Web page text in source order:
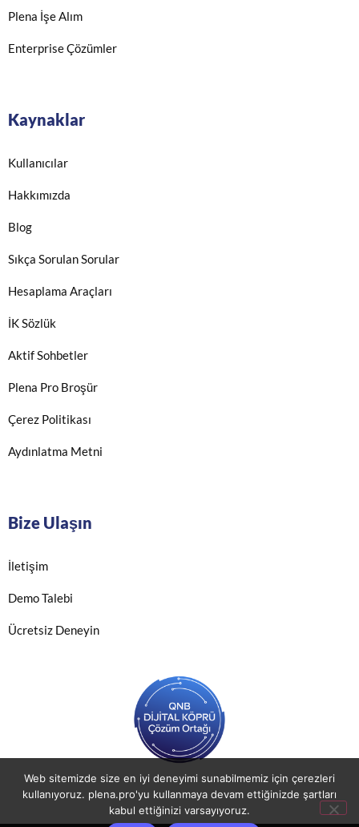
Plena İşe Alım
Enterprise Çözümler
Kaynaklar
Kullanıcılar
Hakkımızda
Blog
Sıkça Sorulan Sorular
Hesaplama Araçları
İK Sözlük
Aktif Sohbetler
Plena Pro Broşür
Çerez Politikası
Aydınlatma Metni
Bize Ulaşın
İletişim
Demo Talebi
Ücretsiz Deneyin
Web sitemizde size en iyi deneyimi sunabilmemiz için çerezleri
kullanıyoruz. plena.pro'yu kullanmaya devam ettiğinizde şartları
kabul ettiğinizi varsayıyoruz.